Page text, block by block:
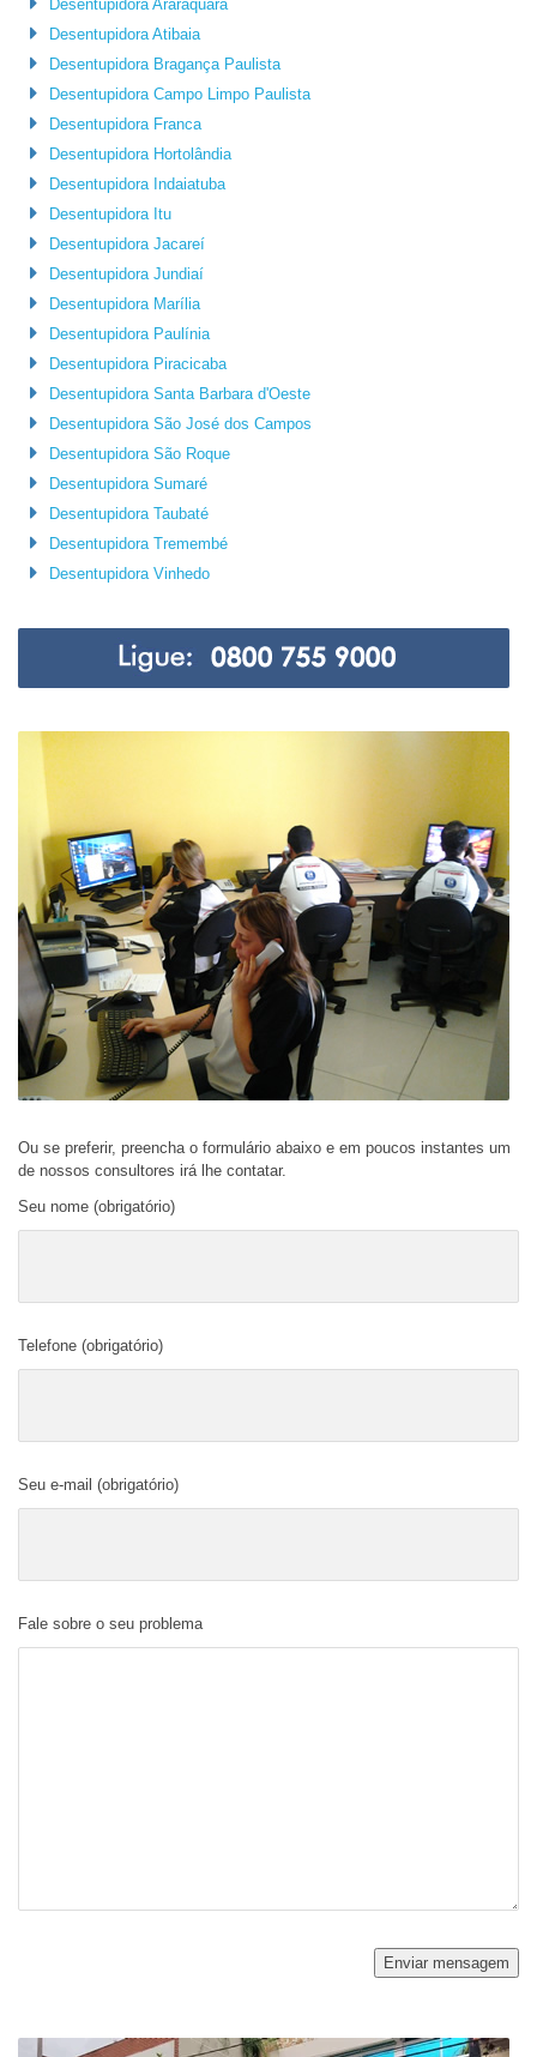
Desentupidora Araraquara
Desentupidora Atibaia
Desentupidora Bragança Paulista
Desentupidora Campo Limpo Paulista
Desentupidora Franca
Desentupidora Hortolândia
Desentupidora Indaiatuba
Desentupidora Itu
Desentupidora Jacareí
Desentupidora Jundiaí
Desentupidora Marília
Desentupidora Paulínia
Desentupidora Piracicaba
Desentupidora Santa Barbara d'Oeste
Desentupidora São José dos Campos
Desentupidora São Roque
Desentupidora Sumaré
Desentupidora Taubaté
Desentupidora Tremembé
Desentupidora Vinhedo
Ou se preferir, preencha o formulário abaixo e em poucos instantes um
de nossos consultores irá lhe contatar.
Seu nome (obrigatório)
Telefone (obrigatório)
Seu e-mail (obrigatório)
Fale sobre o seu problema